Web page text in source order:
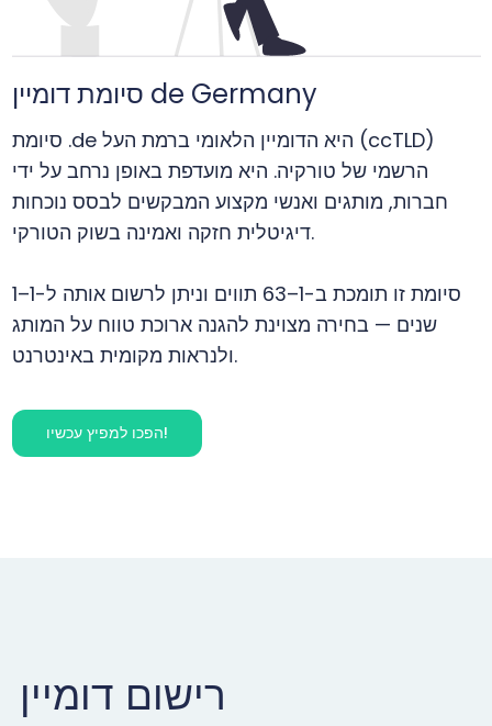
סיומת דומיין de Germany
סיומת .de היא הדומיין הלאומי ברמת העל (ccTLD)
הרשמי של טורקיה. היא מועדפת באופן נרחב על ידי
חברות, מותגים ואנשי מקצוע המבקשים לבסס נוכחות
דיגיטלית חזקה ואמינה בשוק הטורקי.
סיומת זו תומכת ב-1–63 תווים וניתן לרשום אותה ל-1–1
שנים — בחירה מצוינת להגנה ארוכת טווח על המותג
ולנראות מקומית באינטרנט.
הפכו למפיץ עכשיו!
רישום דומיין